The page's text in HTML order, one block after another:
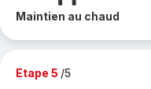
Maintien au chaud
Etape 5 /5